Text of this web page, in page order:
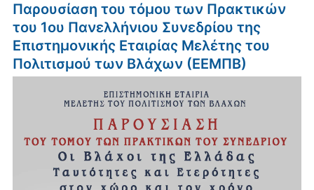
Παρουσίαση του τόμου των Πρακτικών
του 1ου Πανελλήνιου Συνεδρίου της
Επιστημονικής Εταιρίας Μελέτης του
Πολιτισμού των Βλάχων (ΕΕΜΠΒ)